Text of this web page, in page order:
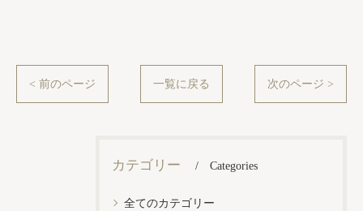
< 前のページ 一覧に戻る 次のページ >
カテゴリー Categories
全てのカテゴリー